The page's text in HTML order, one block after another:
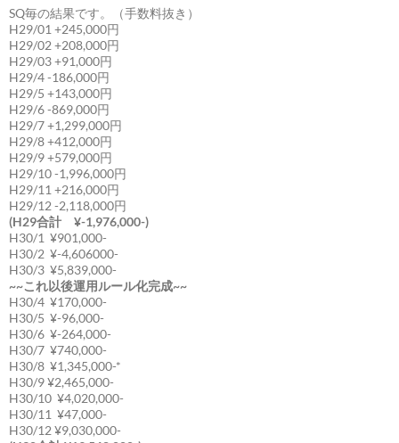
SQ毎の結果です。（手数料抜き）
H29/01 +245,000円
H29/02 +208,000円
H29/03 +91,000円
H29/4 -186,000円
H29/5 +143,000円
H29/6 -869,000円
H29/7 +1,299,000円
H29/8 +412,000円
H29/9 +579,000円
H29/10 -1,996,000円
H29/11 +216,000円
H29/12 -2,118,000円
(H29合計 ¥-1,976,000-)
H30/1 ¥901,000-
H30/2 ¥-4,606000-
H30/3 ¥5,839,000-
~~これ以後運用ルール化完成~~
H30/4 ¥170,000-
H30/5 ¥-96,000-
H30/6 ¥-264,000-
H30/7 ¥740,000-
H30/8 ¥1,345,000-*
H30/9 ¥2,465,000-
H30/10 ¥4,020,000-
H30/11 ¥47,000-
H30/12 ¥9,030,000-